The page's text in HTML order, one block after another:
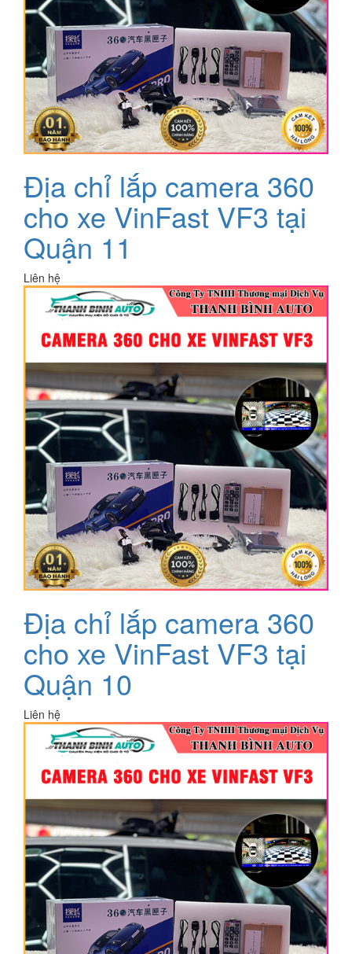
Địa chỉ lắp camera 360
cho xe VinFast VF3 tại
Quận 11
Liên hệ
Địa chỉ lắp camera 360
cho xe VinFast VF3 tại
Quận 10
Liên hệ